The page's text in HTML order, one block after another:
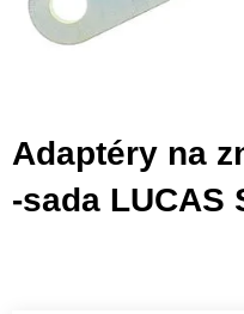
Adaptéry na
-sada LUCAS